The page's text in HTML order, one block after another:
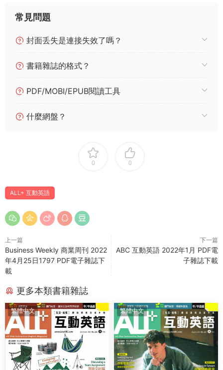
常見問題
封面丢失是連接失效了嗎？
書籍雜誌的格式？
PDF/MOBI/EPUB閱讀工具
什麼網盤？
0 0
ALL+ 互動英語
上一篇
Business Weekly 商業周刊 2022
年4月25日1797 PDF電子雜誌下
載
下一篇
ABC 互動英語 2022年1月 PDF電
子雜誌下載
更多本類書籍雜誌
繁體中文 繁體中文